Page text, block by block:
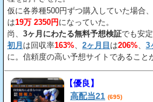
仮に各券種500円ずつ購入していた場合、
は19万 2350円になっていた。
尚、 3ヶ月にわたる無料予想検証でも安
初月 は回収率163% 2ヶ月目 は206% 3
に。信頼度の高い予想サイトであること
【優良】
高配当21 (695)